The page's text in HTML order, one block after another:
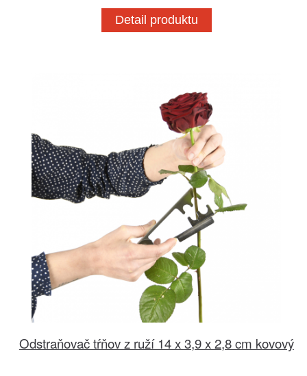
Detail produktu
Odstraňovač tŕňov z ruží 14 x 3,9 x 2,8 cm kovový